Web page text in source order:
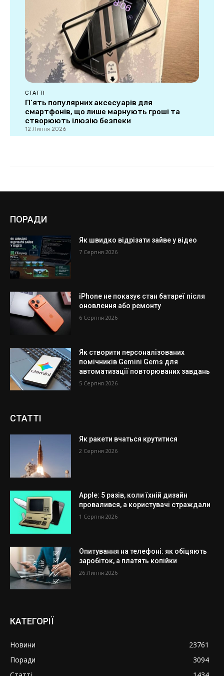
ПОРАДИ
Як швидко відрізати зайве у відео
7 Серпня 2026
iPhone не показує стан батареї після
оновлення або ремонту
6 Серпня 2026
Як створити персоналізованих
помічників Gemini Gems для
автоматизації повторюваних завдань
5 Серпня 2026
СТАТТІ
Як ракети вчаться крутитися
2 Серпня 2026
Apple: 5 разів, коли їхній дизайн
провалився, а користувачі страждали
1 Серпня 2026
Опитування на телефоні: як обіцяють
заробіток, а платять копійки
26 Липня 2026
КАТЕГОРІЇ
Новини
23761
Поради
3094